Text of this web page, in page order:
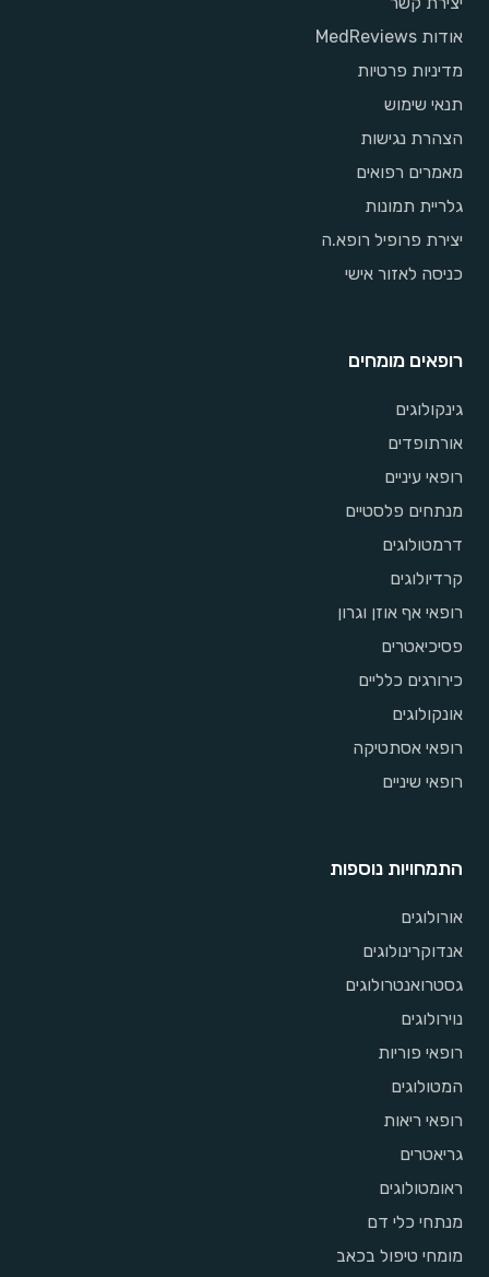
אודות MedReviews
מדיניות פרטיות
תנאי שימוש
הצהרת נגישות
מאמרים רפואים
גלריית תמונות
יצירת פרופיל רופא.ה
כניסה לאזור אישי
רופאים מומחים
גינקולוגים
אורתופדים
רופאי עיניים
מנתחים פלסטיים
דרמטולוגים
קרדיולוגים
רופאי אף אוזן וגרון
פסיכיאטרים
כירורגים כלליים
אונקולוגים
רופאי אסתטיקה
רופאי שיניים
התמחויות נוספות
אורולוגים
אנדוקרינולוגים
גסטרואנטרולוגים
נוירולוגים
רופאי פוריות
המטולוגים
רופאי ריאות
גריאטרים
ראומטולוגים
מנתחי כלי דם
מומחי טיפול בכאב